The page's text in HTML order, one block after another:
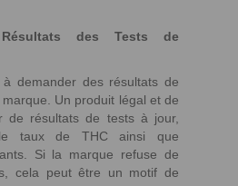
des Tests de
demander des résultats de
Un produit légal et de
de résultats de tests à jour,
le taux de THC ainsi que
Si la marque refuse de
cela peut être un motif de